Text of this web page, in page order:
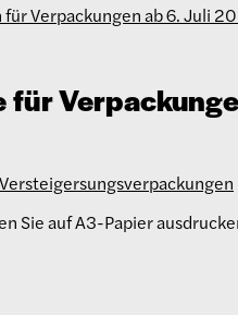
Verpackungen ab 6. Juli
für
Sie auf A3-Papier